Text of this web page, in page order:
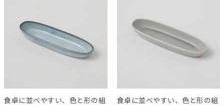
食卓に並べやすい、色と形の組
食卓に並べやすい、色と形の組